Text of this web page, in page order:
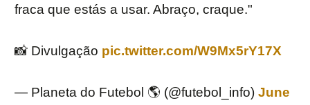
fraca que estás a usar. Abraço, craque."
📸 Divulgação pic.twitter.com/W9Mx5rY17X
— Planeta do Futebol 🌎 (@futebol_info) June